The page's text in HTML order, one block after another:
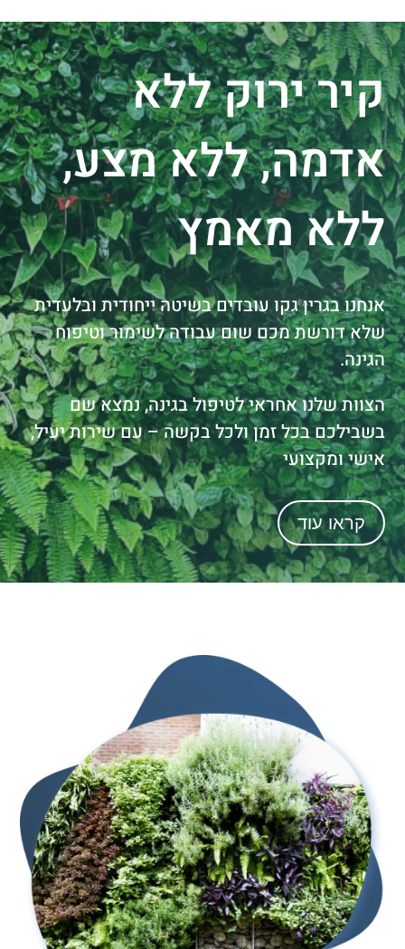
קיר ירוק ללא
אדמה, ללא מצע,
ללא מאמץ
אנחנו בגרין גקו עובדים בשיטה ייחודית ובלעדית
שלא דורשת מכם שום עבודה לשימור וטיפוח
הגינה.
הצוות שלנו אחראי לטיפול בגינה, נמצא שם
בשבילכם בכל זמן ולכל בקשה – עם שירות יעיל,
אישי ומקצועי
קראו עוד